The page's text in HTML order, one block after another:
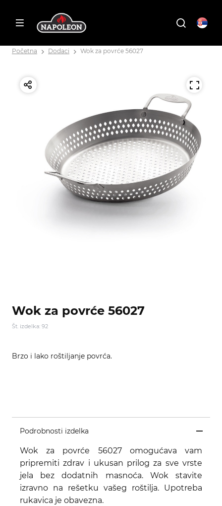
Početna Dodaci Wok za povrće 56027
Wok za povrće 56027
Št. izdelka: 92
Brzo i lako roštiljanje povrća.
Podrobnosti izdelka
Wok za povrće 56027 omogućava vam
pripremiti zdrav i ukusan prilog za sve vrste
jela bez dodatnih masnoća. Wok stavite
izravno na rešetku vašeg roštilja. Upotreba
rukavica je obavezna.